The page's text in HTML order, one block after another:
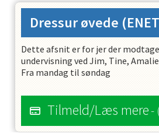
Dressur øvede
Dette afsnit er for jer der
undervisning ved Jim, Tine,
Fra mandag til søndag
Tilmeld/Læs mere-